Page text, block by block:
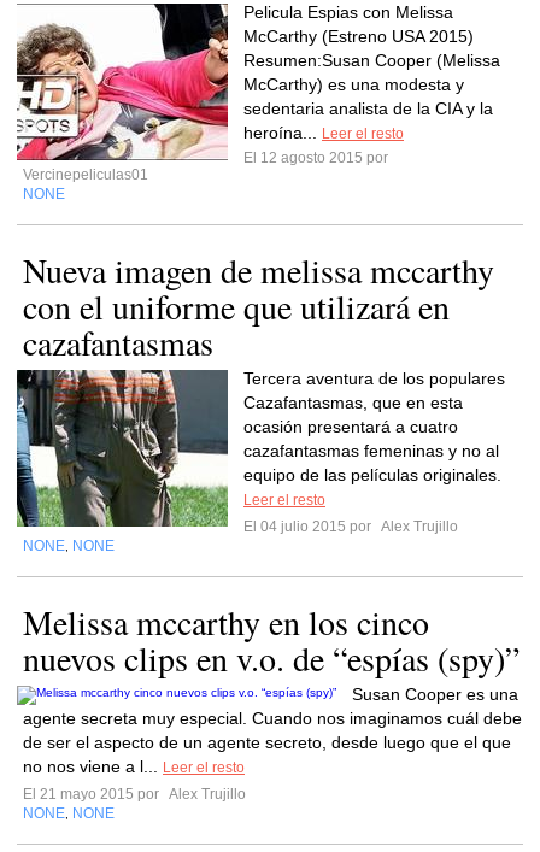
Pelicula Espias con Melissa
McCarthy (Estreno USA 2015)
Resumen:Susan Cooper (Melissa
McCarthy) es una modesta y
sedentaria analista de la CIA y la
heroína...
Leer el resto
El 12 agosto 2015 por
Vercinepeliculas01
NONE
Nueva imagen de melissa mccarthy
con el uniforme que utilizará en
cazafantasmas
Tercera aventura de los populares
Cazafantasmas, que en esta
ocasión presentará a cuatro
cazafantasmas femeninas y no al
equipo de las películas originales.
Leer el resto
El 04 julio 2015 por Alex Trujillo
NONE NONE
Melissa mccarthy en los cinco
nuevos clips en v.o. de “espías (spy)”
Susan Cooper es una
agente secreta muy especial. Cuando nos imaginamos cuál debe
de ser el aspecto de un agente secreto, desde luego que el que
no nos viene a l...
Leer el resto
El 21 mayo 2015 por Alex Trujillo
NONE NONE